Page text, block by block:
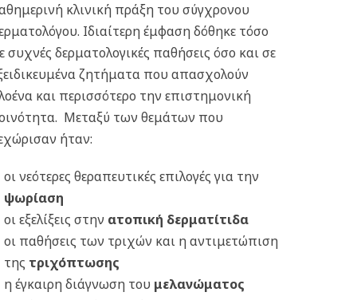
κλινική πράξη του σύγχρονου
Ιδιαίτερη έμφαση δόθηκε τόσο
συχνές δερματολογικές παθήσεις όσο και σε
ζητήματα που απασχολούν
και περισσότερο την επιστημονική
Μεταξύ των θεμάτων που
ήταν:
οι νεότερες θεραπευτικές επιλογές για την
ψωρίαση
οι εξελίξεις στην ατοπική δερματίτιδα
οι παθήσεις των τριχών και η αντιμετώπιση
της τριχόπτωσης
η έγκαιρη διάγνωση του μελανώματος